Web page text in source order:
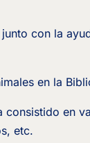
con la
en la
consistido en
etc.